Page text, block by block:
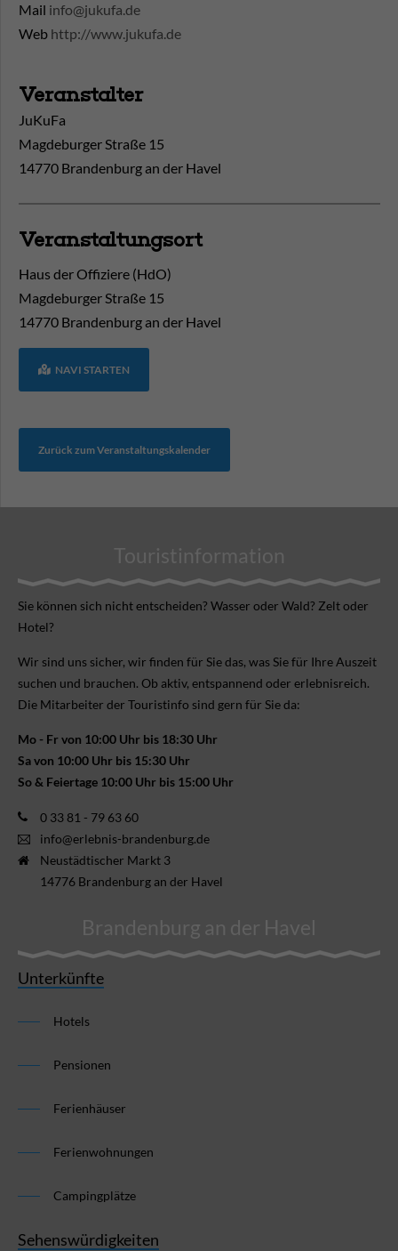
Mail info@jukufa.de
Web http://www.jukufa.de
Veranstalter
JuKuFa
Magdeburger Straße 15
14770 Brandenburg an der Havel
Veranstaltungsort
Haus der Offiziere (HdO)
Magdeburger Straße 15
14770 Brandenburg an der Havel
NAVI STARTEN
Zurück zum Veranstaltungskalender
Touristinformation
Sie können sich nicht ent­scheiden? Wasser oder Wald? Zelt oder
Hotel?
Wir sind uns sicher, wir finden für Sie das, was Sie für Ihre Aus­zeit
suchen und brauchen. Ob aktiv, ent­spannend oder erlebnis­reich.
Die Mitarbeiter der Touristinfo sind gern für Sie da:
Mo - Fr von 10:00 Uhr bis 18:30 Uhr
Sa von 10:00 Uhr bis 15:30 Uhr
So & Feiertage 10:00 Uhr bis 15:00 Uhr
0 33 81 - 79 63 60
info@erlebnis-brandenburg.de
Neustädtischer Markt 3
14776 Brandenburg an der Havel
Brandenburg an der Havel
Unterkünfte
Hotels
Pensionen
Ferienhäuser
Ferienwohnungen
Campingplätze
Sehenswürdigkeiten